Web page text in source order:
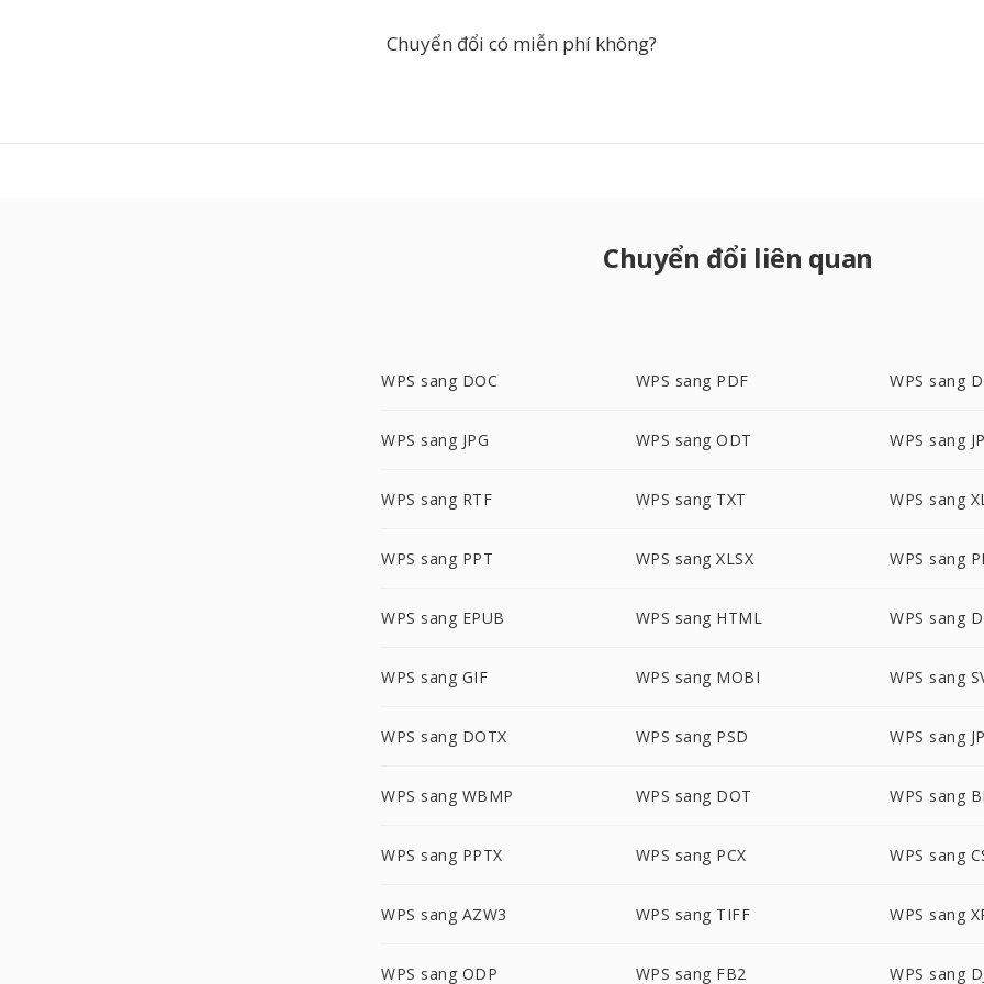
Chuyển đổi có miễn phí không?
Chuyển đổi liên quan
WPS sang DOC WPS sang PDF WPS sang
WPS sang JPG WPS sang ODT WPS sang
WPS sang RTF WPS sang TXT WPS sang
WPS sang PPT WPS sang XLSX WPS sang
WPS sang EPUB WPS sang HTML WPS sang
WPS sang GIF WPS sang MOBI WPS sang
WPS sang DOTX WPS sang PSD WPS sang
WPS sang WBMP WPS sang DOT WPS sang
WPS sang PPTX WPS sang PCX WPS sang
WPS sang AZW3 WPS sang TIFF WPS sang
WPS sang ODP WPS sang FB2 WPS sang